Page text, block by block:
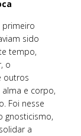
primeiro
sido
tempo,
o
outros
e corpo,
Foi nesse
gnosticismo,
a